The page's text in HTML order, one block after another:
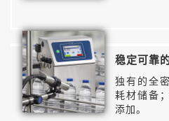
稳定可靠
独有的全
耗材储备
添加。